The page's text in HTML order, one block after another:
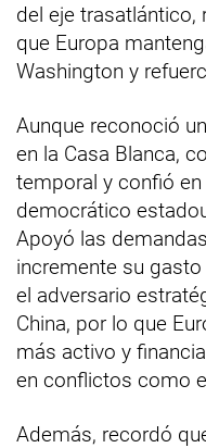
del eje trasatlántico,
que Europa
Washington y
Aunque reconoció
en la Casa Blanca,
temporal y confió
democrático
Apoyó las
incremente su
el adversario
China, por lo que
más activo y
en conflictos como
Además, recordó